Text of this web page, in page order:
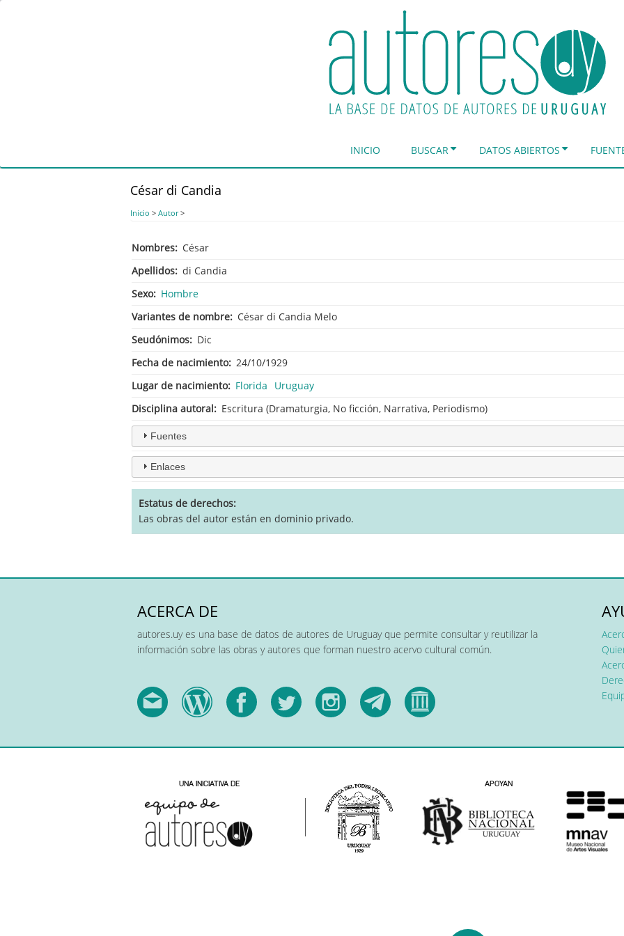
INICIO BUSCAR DATOS ABIERTOS
César di Candia
Inicio > Autor>
Nombres
César
Apellidos di Candia
Sexo
Hombre
Variantes de nombre
César di Candia Melo
Seudónimos
Dic
Fecha de nacimiento
24/10/1929
Lugar de nacimiento
Florida
Uruguay
Disciplina autoral
Escritura (Dramaturgia, No ficción, Narrativa, Periodismo)
Fuentes
Enlaces
Estatus de derechos
Las obras del autor están en dominio privado.
ACERCA DE
autores.uy es una base de datos de autores de Uruguay que permite consultar y reutilizar la
información sobre las obras y autores que forman nuestro acervo cultural común.